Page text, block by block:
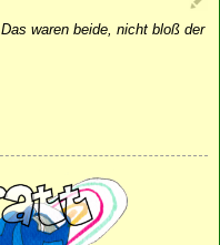
Das waren beide, nicht bloß der